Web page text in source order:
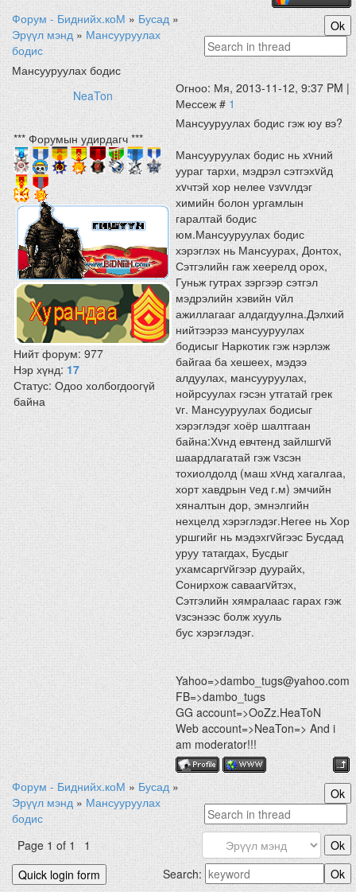
Форум - Биднийх.коМ » Бусад »
Эрүүл мэнд » Мансууруулах
бодис
Мансууруулах бодис
NeaTon
Огноо: Мя, 2013-11-12, 9:37 PM |
Мессеж #1
*** Форумын удирдагч ***
Нийт форум:977
Нэр хүнд:17
Статус:Одоо холбогдоогүй
байна
Мансууруулах бодис гэж юу вэ?
Мансууруулах бодис нь хvний
уураг тархи, мэдрэл сэтгэхvйд
хvчтэй хор нелее vзvvлдэг
химийн болон ургамлын
гаралтай бодис
юм.Мансууруулах бодис
хэрэглэх нь Мансуурах, Донтох,
Сэтгэлийн гаж хеерелд орох,
Гуньж гутрах зэргээр сэтгэл
мэдрэлийн хэвийн vйл
ажиллагааг алдагдуулна.Дэлхий
нийтээрээ мансууруулах
бодисыг Наркотик гэж нэрлэж
байгаа ба хешеех, мэдээ
алдуулах, мансууруулах,
нойрсуулах гэсэн утгатай грек
vг. Мансууруулах бодисыг
хэрэглэдэг хоёр шалтгаан
байна:Хvнд евчтенд зайлшгvй
шаардлагатай гэж vзсэн
тохиолдолд (маш хvнд хагалгаа,
хорт хавдрын vед г.м) эмчийн
хяналтын дор, эмнэлгийн
нехцелд хэрэглэдэг.Негее нь Хор
уршгийг нь мэдэхгvйгээс Бусдад
уруу татагдах, Бусдыг
ухамсаргvйгээр дуурайх,
Сонирхож саваагvйтэх,
Сэтгэлийн хямралаас гарах гэж
vзсэнээс болж хууль
бус хэрэглэдэг.
Yahoo=>dambo_tugs@yahoo.com
FB=>dambo_tugs
GG account=>OoZz.HeaToN
Web account=>NeaTon=> And i
am moderator!!!
Форум - Биднийх.коМ » Бусад »
Эрүүл мэнд » Мансууруулах
бодис
Page1of1 1
Search: